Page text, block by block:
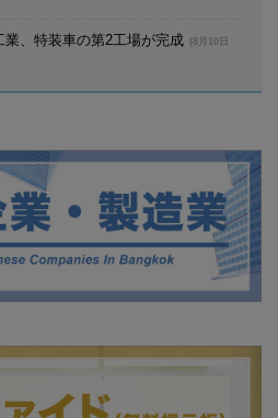
業、特装車の第2工場が完成
(8月10日